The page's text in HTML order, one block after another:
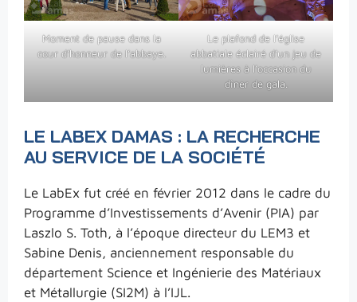
Moment de pause dans la
cour d’honneur de l’abbaye.
Le plafond de l’église
abbatiale éclairé d’un jeu de
lumières à l’occasion du
dîner de gala.
LE LABEX DAMAS : LA RECHERCHE
AU SERVICE DE LA SOCIÉTÉ
Le LabEx fut créé en février 2012 dans le cadre du
Programme d’Investissements d’Avenir (PIA) par
Laszlo S. Toth, à l’époque directeur du LEM3 et
Sabine Denis, anciennement responsable du
département Science et Ingénierie des Matériaux
et Métallurgie (SI2M) à l’IJL.